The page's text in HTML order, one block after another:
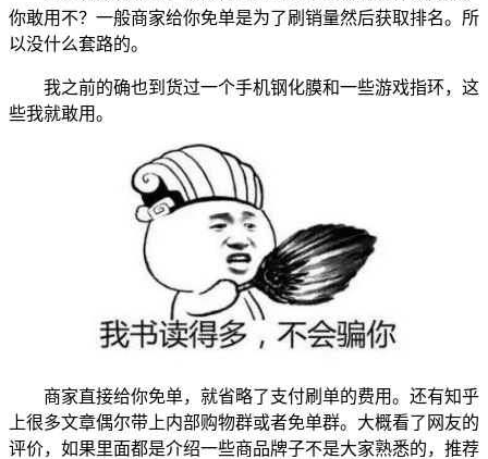
你敢用不？一般商家给你免单是为了刷销量然后获取排名。所
以没什么套路的。
我之前的确也到货过一个手机钢化膜和一些游戏指环，这
些我就敢用。
商家直接给你免单，就省略了支付刷单的费用。还有知乎
上很多文章偶尔带上内部购物群或者免单群。大概看了网友的
评价，如果里面都是介绍一些商品牌子不是大家熟悉的，推荐